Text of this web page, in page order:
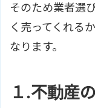
そのため業者選
く売ってくれる
なります。
１.不動産